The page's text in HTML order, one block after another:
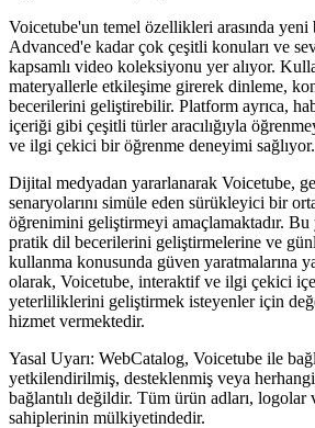
Voicetube'un temel özellikleri arasında yeni
Advanced'e kadar çok çeşitli konuları ve
kapsamlı video koleksiyonu yer alıyor.
materyallerle etkileşime girerek dinleme,
becerilerini geliştirebilir. Platform ayrıca,
içeriği gibi çeşitli türler aracılığıyla
ve ilgi çekici bir öğrenme deneyimi sağlıyor.
Dijital medyadan yararlanarak Voicetube,
senaryolarını simüle eden sürükleyici bir
öğrenimini geliştirmeyi amaçlamaktadır. Bu
pratik dil becerilerini geliştirmelerine ve
kullanma konusunda güven yaratmalarına
olarak, Voicetube, interaktif ve ilgi çekici
yeterliliklerini geliştirmek isteyenler için
hizmet vermektedir.
Yasal Uyarı: WebCatalog, Voicetube ile
yetkilendirilmiş, desteklenmiş veya
bağlantılı değildir. Tüm ürün adları,
sahiplerinin mülkiyetindedir.